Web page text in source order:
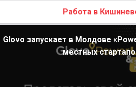
Работа в
Glovo запускает в Молдове
местных